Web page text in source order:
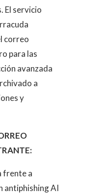
El servicio
correo
para las
avanzada
a
y
frente a
antiphishing AI